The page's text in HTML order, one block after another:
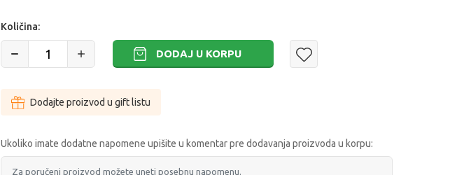
Količina:
DODAJ U KORPU
Dodajte proizvod u gift listu
Ukoliko imate dodatne napomene upišite u komentar pre dodavanja proizvoda u korpu: